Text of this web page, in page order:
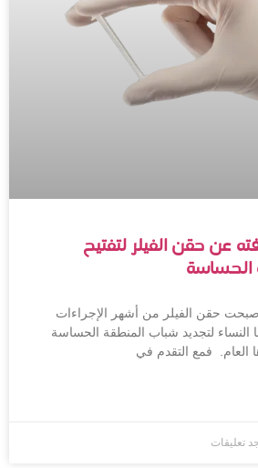
عن حقن الفيلر لتفتيح
الحساسة
حقن الفيلر من أشهر الإجراءات
النساء لتجديد شباب المنطقة الحساسة
العام. فمع التقدم في
تعليقات